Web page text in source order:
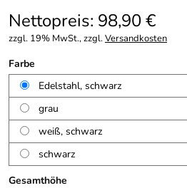
Nettopreis: 98,90 €
zzgl. 19% MwSt., zzgl.Versandkosten
Farbe
Edelstahl, schwarz
grau
weiß, schwarz
schwarz
Gesamthöhe